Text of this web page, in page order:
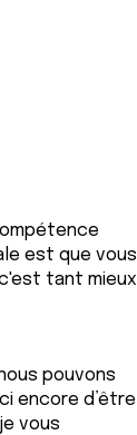
est que vous
tant mieux
pouvons
encore d’être
vous